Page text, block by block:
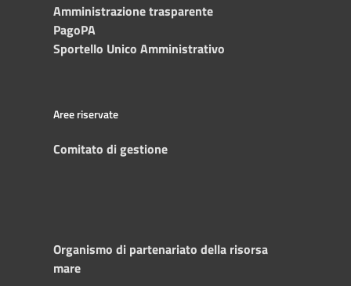
Amministrazione trasparente
PagoPA
Sportello Unico Amministrativo
Aree riservate
Comitato di gestione
Organismo di partenariato della risorsa
mare